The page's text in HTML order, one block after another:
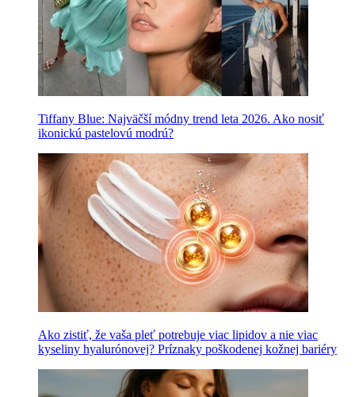
Tiffany Blue: Najväčší módny trend leta 2026. Ako nosiť
ikonickú pastelovú modrú?
Ako zistiť, že vaša pleť potrebuje viac lipidov a nie viac
kyseliny hyalurónovej? Príznaky poškodenej kožnej bariéry